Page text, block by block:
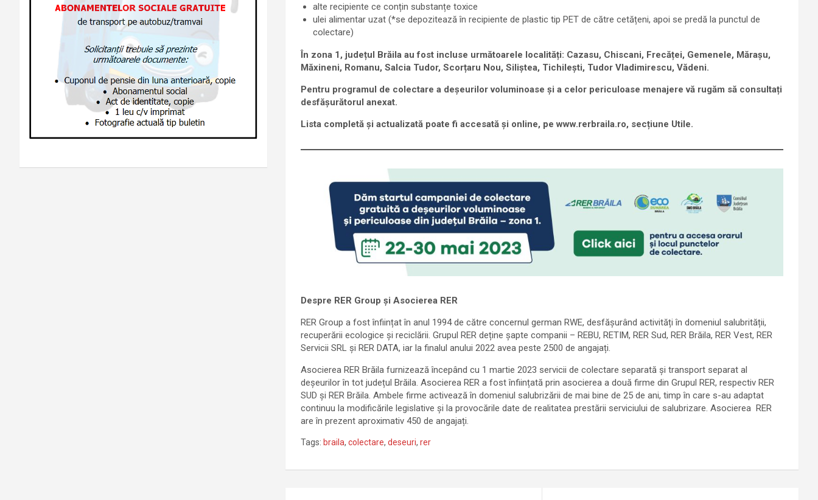
alte recipiente ce conțin substanțe toxice
ulei alimentar uzat (*se depozitează în recipiente de plastic tip PET de către cetățeni, apoi se predă la punctul de
colectare)
În zona 1, județul Brăila au fost incluse următoarele localități: Cazasu, Chiscani, Frecăței, Gemenele, Mărașu,
Măxineni, Romanu, Salcia Tudor, Scorțaru Nou, Siliștea, Tichilești, Tudor Vladimirescu, Vădeni.
Pentru programul de colectare a deșeurilor voluminoase și a celor periculoase menajere vă rugăm să consultați
desfășurătorul anexat.
Lista completă și actualizată poate fi accesată și online, pe www.rerbraila.ro, secțiune Utile.
Despre RER Group și Asocierea RER
RER Group a fost înființat în anul 1994 de către concernul german RWE, desfășurând activități în domeniul salubrității,
recuperării ecologice și reciclării. Grupul RER deține șapte companii – REBU, RETIM, RER Sud, RER Brăila, RER Vest, RER
Servicii SRL și RER DATA, iar la finalul anului 2022 avea peste 2500 de angajați.
Asocierea RER Brăila furnizează începând cu 1 martie 2023 servicii de colectare separată și transport separat al
deșeurilor în tot județul Brăila. Asocierea RER a fost înființată prin asocierea a două firme din Grupul RER, respectiv RER
SUD și RER Brăila. Ambele firme activează în domeniul salubrizării de mai bine de 25 de ani, timp în care s-au adaptat
continuu la modificările legislative și la provocările date de realitatea prestării serviciului de salubrizare. Asocierea RER
are în prezent aproximativ 450 de angajați.
Tags: braila, colectare, deseuri, rer